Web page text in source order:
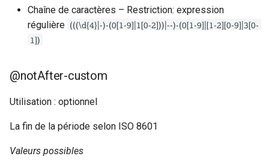
Chaîne de caractères – Restriction: expression
régulière (((\d{4}|-)-(0[1-9]|1[0-2]))|--)-(0[1-9]|[1-2][0-9]|3[0-
1])
@notAfter-custom
Utilisation : optionnel
La fin de la période selon ISO 8601
Valeurs possibles